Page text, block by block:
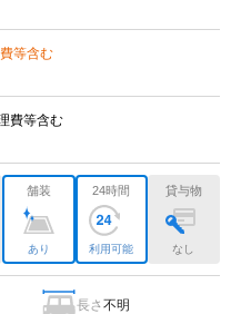
等含む
費等含む
舗装
あり
24時間
利用可能
貸与物
なし
長さ不明